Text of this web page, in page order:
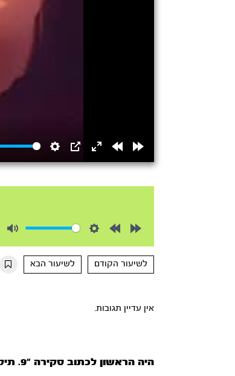
10s
10s
לשיעור הקודם
לשיעור הבא
אין עדיין תגובות.
היה הראשון לכתוב סקירה “9. תיקון הראיה – חלק א’”